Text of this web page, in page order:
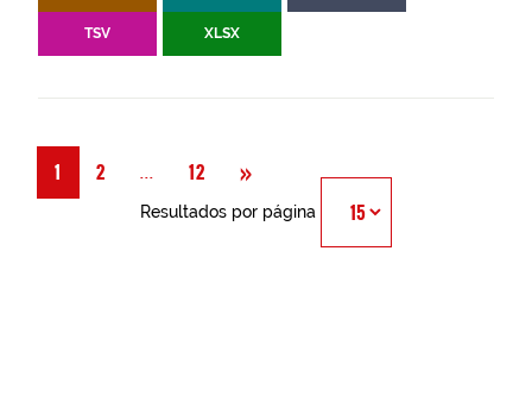
TSV XLSX
1 2 Página
... 12 » Siguiente
Resultados por página